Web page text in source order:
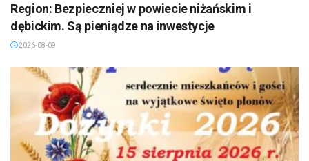
Region: Bezpieczniej w powiecie niżańskim i
dębickim. Są pieniądze na inwestycje
2026-08-09